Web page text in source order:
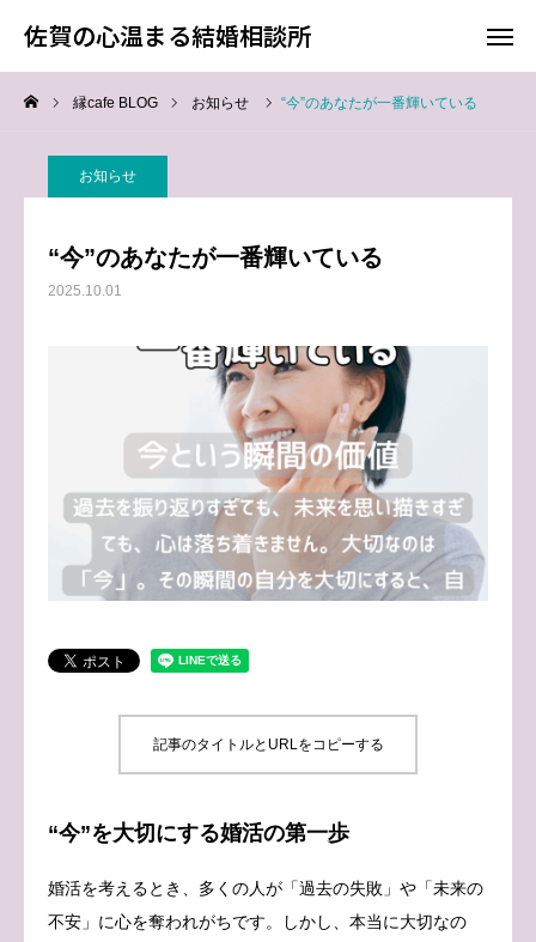
佐賀の心温まる結婚相談所
縁cafe BLOG お知らせ “今”のあなたが一番輝いている
お知らせ
“今”のあなたが一番輝いている
2025.10.01
記事のタイトルとURLをコピーする
“今”を大切にする婚活の第一歩
婚活を考えるとき、多くの人が「過去の失敗」や「未来の
不安」に心を奪われがちです。しかし、本当に大切なの
佐賀の心温まる結婚相談所
料金
TOP
会員様からの喜びの声
よくあるご質問